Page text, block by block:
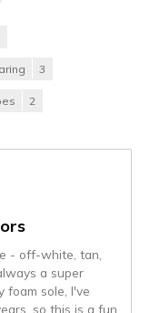
3
2
- off-white, tan,
a super
foam sole, I've
so this is a fun